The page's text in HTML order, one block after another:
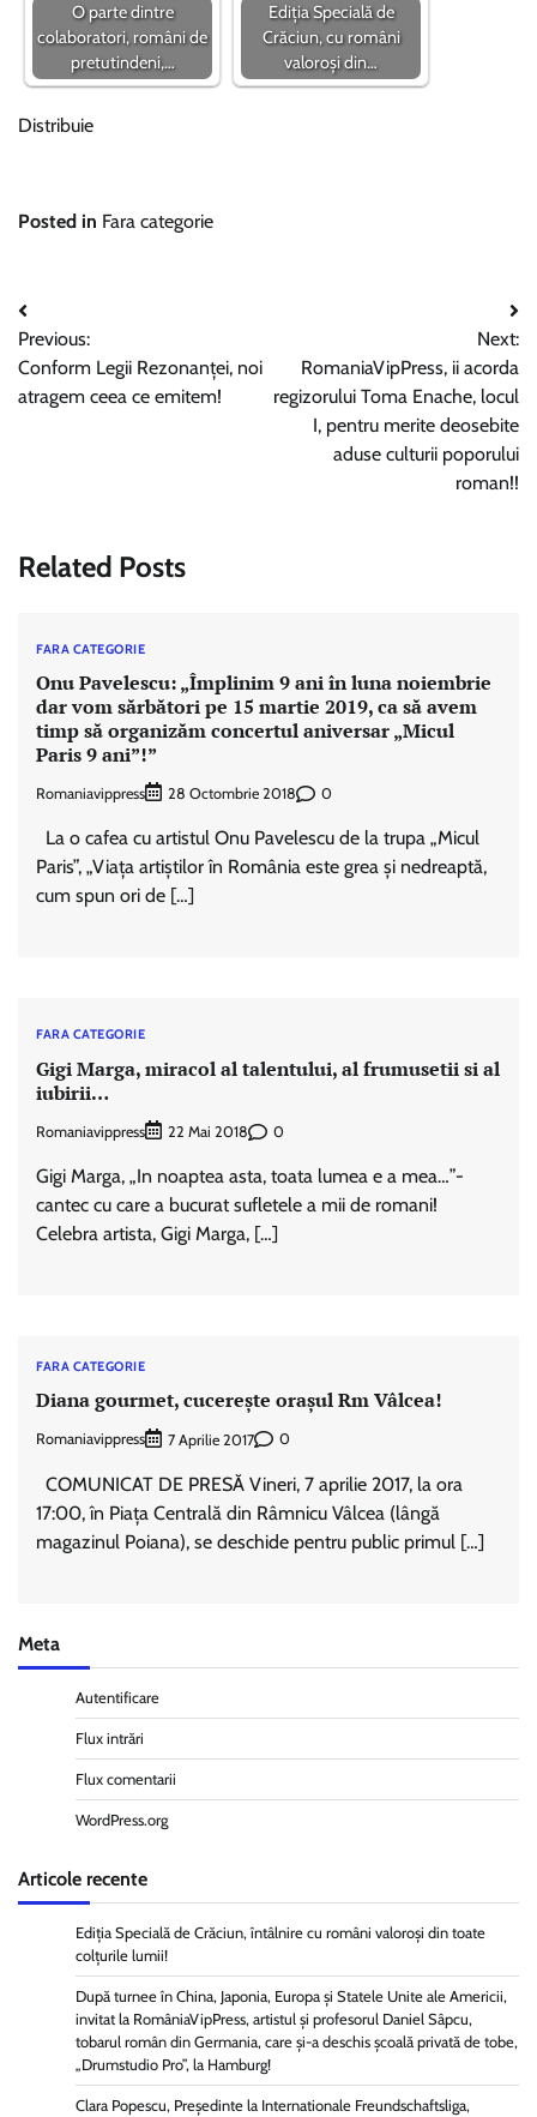
O parte dintre
colaboratori, români de
pretutindeni,…
Ediția Specială de
Crăciun, cu români
valoroși din…
Distribuie
Posted in Fara categorie
Navigare
în
articole
Previous:
Conform Legii Rezonanței, noi
atragem ceea ce emitem!
Next:
RomaniaVipPress, ii acorda
regizorului Toma Enache, locul
I, pentru merite deosebite
aduse culturii poporului
roman!!
Related Posts
FARA CATEGORIE
Onu Pavelescu: „Împlinim 9 ani în luna noiembrie
dar vom sărbători pe 15 martie 2019, ca să avem
timp să organizăm concertul aniversar „Micul
Paris 9 ani”!”
Romaniavippress 28 Octombrie 2018 0
La o cafea cu artistul Onu Pavelescu de la trupa „Micul
Paris”, „Viața artiștilor în România este grea și nedreaptă,
cum spun ori de […]
FARA CATEGORIE
Gigi Marga, miracol al talentului, al frumusetii si al
iubirii…
Romaniavippress 22 Mai 2018 0
Gigi Marga, „In noaptea asta, toata lumea e a mea…”-
cantec cu care a bucurat sufletele a mii de romani!
Celebra artista, Gigi Marga, […]
FARA CATEGORIE
Diana gourmet, cucerește orașul Rm Vâlcea!
Romaniavippress 7 Aprilie 2017 0
COMUNICAT DE PRESĂ Vineri, 7 aprilie 2017, la ora
17:00, în Piața Centrală din Râmnicu Vâlcea (lângă
magazinul Poiana), se deschide pentru public primul […]
Meta
Autentificare
Flux intrări
Flux comentarii
WordPress.org
Articole recente
Ediția Specială de Crăciun, întâlnire cu români valoroși din toate
colțurile lumii!
După turnee în China, Japonia, Europa și Statele Unite ale Americii,
invitat la RomâniaVipPress, artistul și profesorul Daniel Sâpcu,
tobarul român din Germania, care și-a deschis școală privată de tobe,
„Drumstudio Pro”, la Hamburg!
Clara Popescu, Președinte la Internationale Freundschaftsliga,